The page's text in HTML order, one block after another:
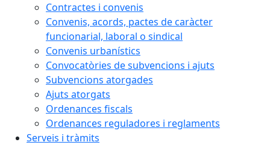
Contractes i convenis
Convenis, acords, pactes de caràcter
funcionarial, laboral o sindical
Convenis urbanístics
Convocatòries de subvencions i ajuts
Subvencions atorgades
Ajuts atorgats
Ordenances fiscals
Ordenances reguladores i reglaments
Serveis i tràmits